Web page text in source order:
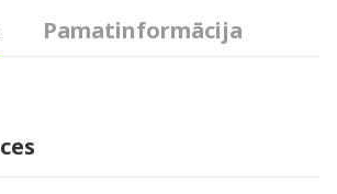
Pamatinformācija